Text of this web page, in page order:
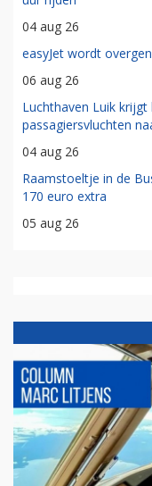
04 aug 26
easyJet wordt
06 aug 26
Luchthaven Luik
passagiersvluchten
04 aug 26
Raamstoeltje in de
170 euro extra
05 aug 26